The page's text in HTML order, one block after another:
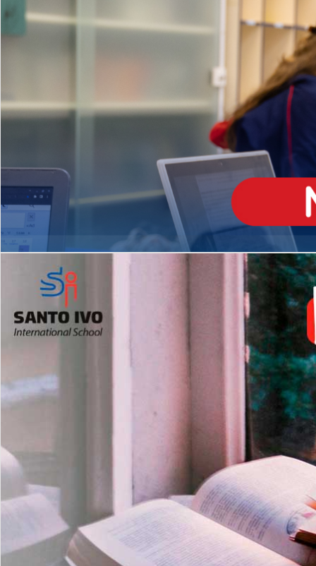
Matrículas Abertas 2026
EDUCAÇÃO INFANTIL
Inglês todos os dias
MÉDIO
igh School
Dupla Diplomação
2º AO 5º ANO FUNDAMENTAL
es
Com imersão Bilingue - Anos
Finais
6º AO 9º ANO FUNDAMENTAL
Inglês: Turmas Reduzidas
(Proficiência)